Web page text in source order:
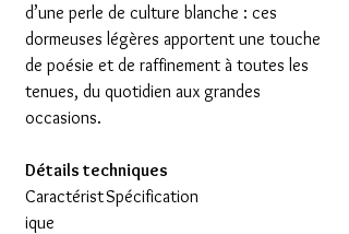
d’une perle de culture blanche : ces
dormeuses légères apportent une touche
de poésie et de raffinement à toutes les
tenues, du quotidien aux grandes
occasions.
Détails techniques
Caractérist
ique
Spécification